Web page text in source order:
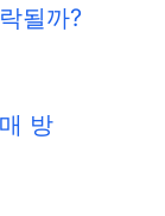
될까?
방